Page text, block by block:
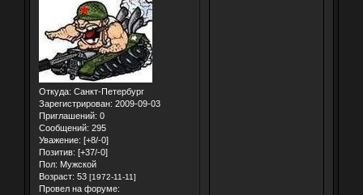
Откуда: Санкт-Петербург
Зарегистрирован: 2009-09-03
Приглашений: 0
Сообщений: 295
Уважение: [+8/-0]
Позитив: [+37/-0]
Пол: Мужской
Возраст: 53 [1972-11-11]
Провел на форуме: